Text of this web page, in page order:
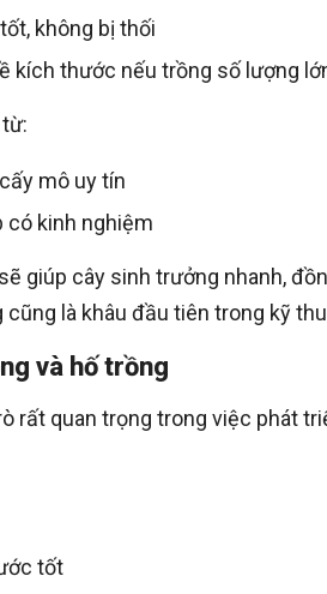
không bị thối
kích thước nếu trồng số lượng
mô uy tín
có kinh nghiệm
giúp cây sinh trưởng nhanh,
cũng là khâu đầu tiên trong kỹ
và hố trồng
rất quan trọng trong việc phát
tốt